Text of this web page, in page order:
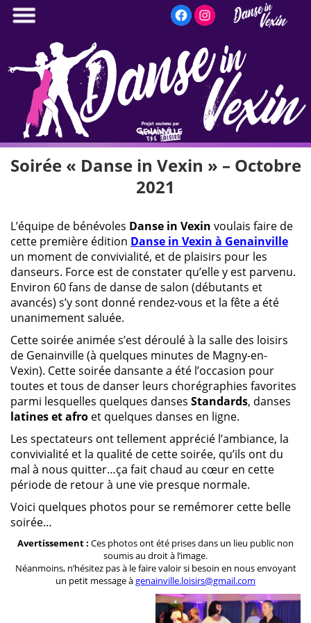
Aller
au
principal
Soirée « Danse in Vexin » – Octobre
2021
L’équipe de bénévoles Danse in Vexin voulais faire de
cette première édition Danse in Vexin à Genainville
un moment de convivialité, et de plaisirs pour les
danseurs. Force est de constater qu’elle y est parvenu.
Environ 60 fans de danse de salon (débutants et
avancés) s’y sont donné rendez-vous et la fête a été
unanimement saluée.
Cette soirée animée s’est déroulé à la salle des loisirs
de Genainville (à quelques minutes de Magny-en-
Vexin). Cette soirée dansante a été l’occasion pour
toutes et tous de danser leurs chorégraphies favorites
parmi lesquelles quelques danses Standards, danses
latines et afro et quelques danses en ligne.
Les spectateurs ont tellement apprécié l’ambiance, la
convivialité et la qualité de cette soirée, qu’ils ont du
mal à nous quitter…ça fait chaud au cœur en cette
période de retour à une vie presque normale.
Voici quelques photos pour se remémorer cette belle
soirée…
Avertissement : Ces photos ont été prises dans un lieu public non
soumis au droit à l’image.
Néanmoins, n’hésitez pas à le faire valoir si besoin en nous envoyant
un petit message àgenainville.loisirs@gmail.com